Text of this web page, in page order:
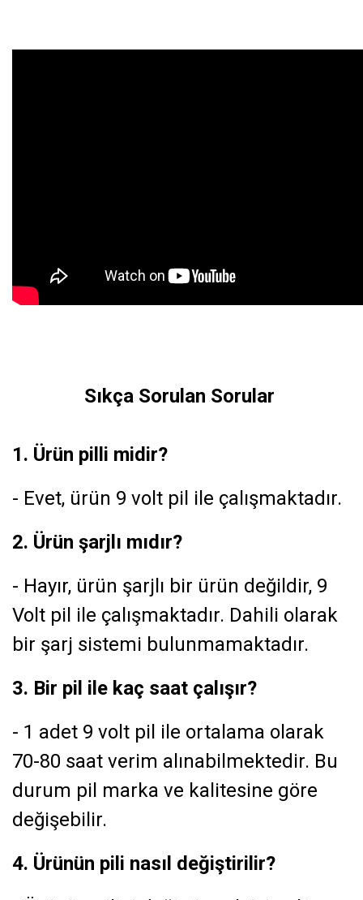
Sıkça Sorulan Sorular
1. Ürün pilli midir?
- Evet, ürün 9 volt pil ile çalışmaktadır.
2. Ürün şarjlı mıdır?
- Hayır, ürün şarjlı bir ürün değildir, 9
Volt pil ile çalışmaktadır. Dahili olarak
bir şarj sistemi bulunmamaktadır.
3. Bir pil ile kaç saat çalışır?
- 1 adet 9 volt pil ile ortalama olarak
70-80 saat verim alınabilmektedir. Bu
durum pil marka ve kalitesine göre
değişebilir.
4. Ürünün pili nasıl değiştirilir?